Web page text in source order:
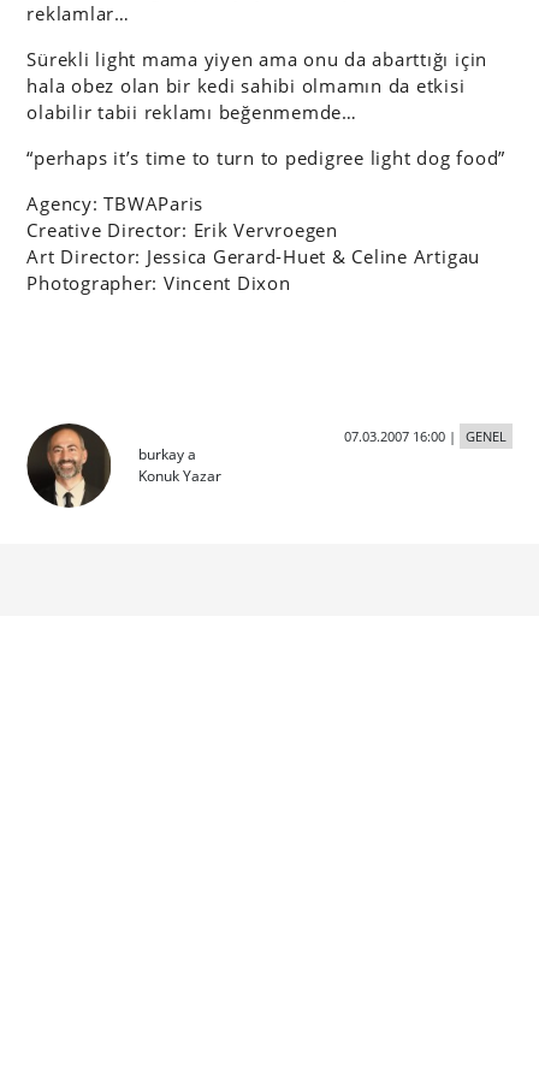
reklamlar…
Sürekli light mama yiyen ama onu da abarttığı için
hala obez olan bir kedi sahibi olmamın da etkisi
olabilir tabii reklamı beğenmemde…
“perhaps it’s time to turn to pedigree light dog food”
Agency: TBWAParis
Creative Director: Erik Vervroegen
Art Director: Jessica Gerard-Huet & Celine Artigau
Photographer: Vincent Dixon
burkay a
Konuk Yazar
07.03.2007 16:00| GENEL